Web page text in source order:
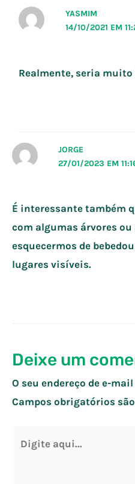
YASMIM
14/10/2021 EM
Realmente, seria
JORGE
27/01/2023 EM
É interessante também
com algumas árvores ou
esquecermos de
lugares visíveis.
Deixe um
O seu endereço de e-
Campos obrigatórios
aqui...